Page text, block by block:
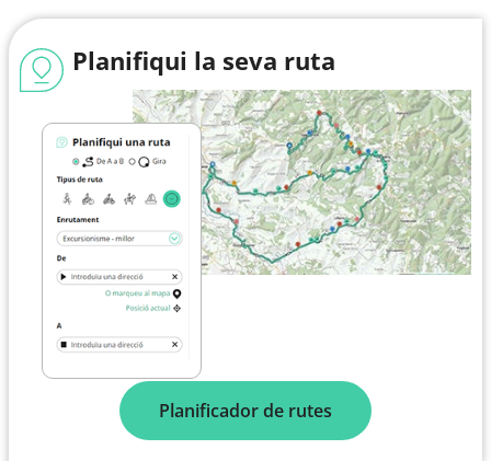
Planifiqui la seva ruta
Planificador de rutes